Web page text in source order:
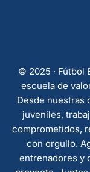
© 2025 · Fútbol
escuela de
Desde nuestras
juveniles,
comprometidos,
con orgullo.
entrenadores y